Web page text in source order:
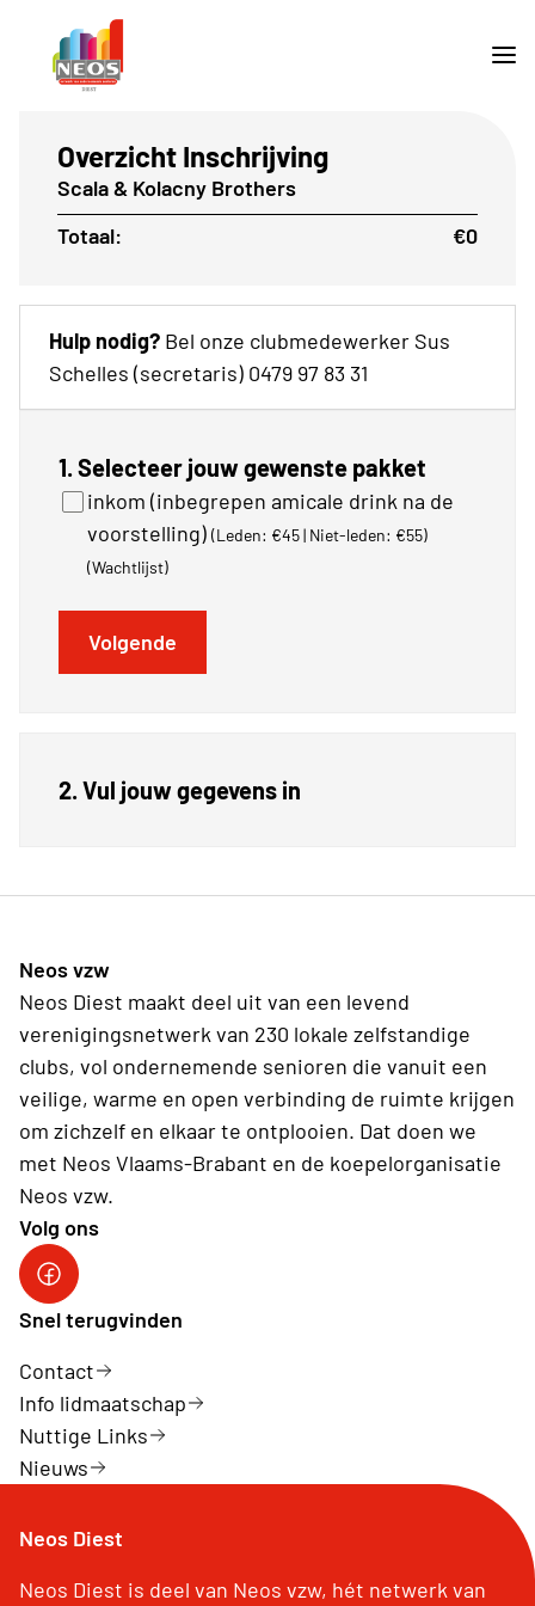
1. Selecteer jouw gewenste pakket
inkom (inbegrepen amicale drink na de
voorstelling) (Leden: €45 | Niet-leden: €55)
(Wachtlijst)
Volgende
2. Vul jouw gegevens in
Overzicht Inschrijving
Scala & Kolacny Brothers
Totaal:
€0
Hulp nodig? Bel onze clubmedewerker Sus
Schelles (secretaris) 0479 97 83 31
Neos vzw
Neos Diest maakt deel uit van een levend
verenigingsnetwerk van 230 lokale zelfstandige
clubs, vol ondernemende senioren die vanuit een
veilige, warme en open verbinding de ruimte krijgen
om zichzelf en elkaar te ontplooien. Dat doen we
met Neos Vlaams-Brabant en de koepelorganisatie
Neos vzw.
Volg ons
Snel terugvinden
Contact
Info lidmaatschap
Nuttige Links
Nieuws
Neos Diest
Neos Diest is deel van Neos vzw, hét netwerk van